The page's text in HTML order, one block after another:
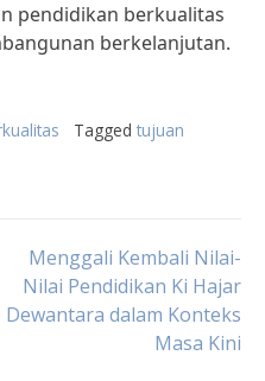
pendidikan berkualitas
berkelanjutan.
Tagged tujuan
Menggali Kembali Nilai-
Nilai Pendidikan Ki Hajar
Dewantara dalam Konteks
Masa Kini